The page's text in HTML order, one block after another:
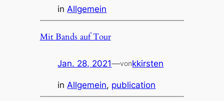
inAllgemein
Mit Bands auf Tour
Jan. 28, 2021—vonkkirsten
in Allgemein, publication